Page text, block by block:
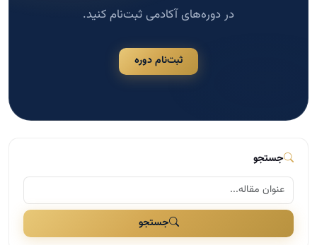
در دوره‌های آکادمی ثبت‌نام کنید.
ثبت‌نام دوره
جستجو
جستجو